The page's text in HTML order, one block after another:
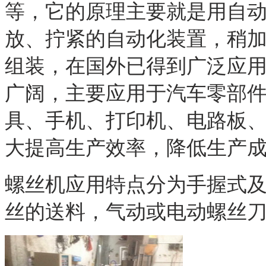
等，它的原理主要就是用自
放、拧紧的自动化装置，稍
组装，在国外已得到广泛应
广阔，主要应用于汽车零部
具、手机、打印机、电路板
大提高生产效率，降低生产
螺丝机应用特点分为手握式
丝的送料，气动或电动螺丝